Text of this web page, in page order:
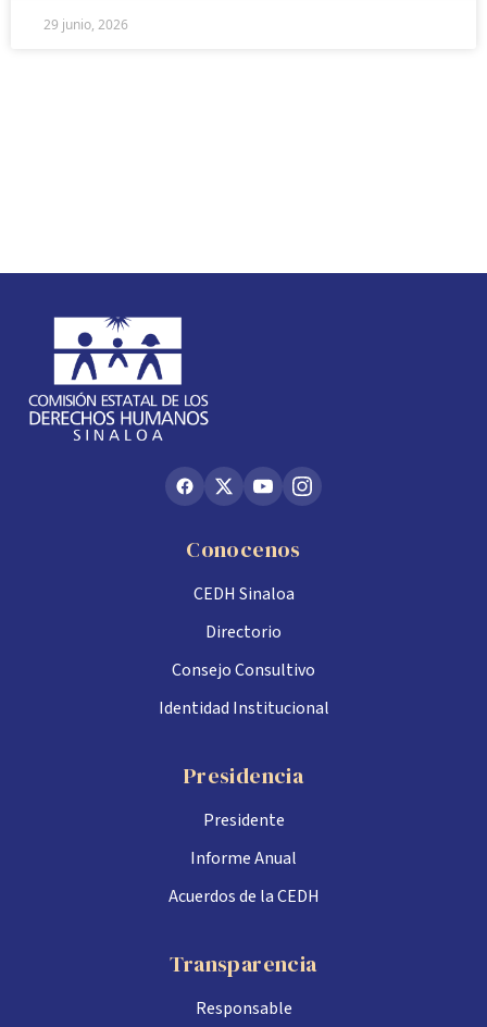
29 junio, 2026
Conocenos
CEDH Sinaloa
Directorio
Consejo Consultivo
Identidad Institucional
Presidencia
Presidente
Informe Anual
Acuerdos de la CEDH
Transparencia
Responsable